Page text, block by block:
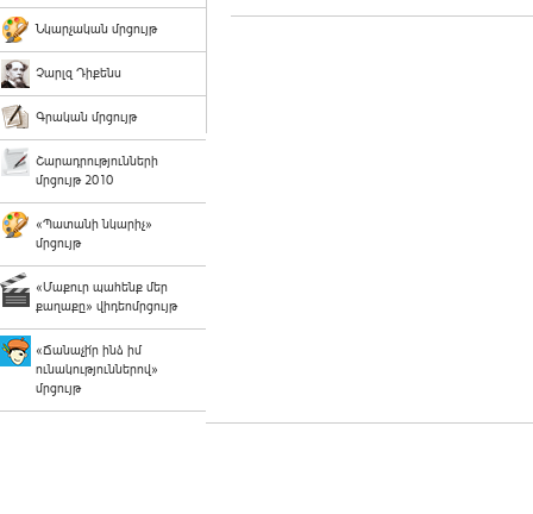
Նկարչական մրցույթ
Չարլզ Դիքենս
Գրական մրցույթ
Շարադրությունների
մրցույթ 2010
«Պատանի նկարիչ»
մրցույթ
«Մաքուր պահենք մեր
քաղաքը» վիդեոմրցույթ
«Ճանաչի՛ր ինձ իմ
ունակություններով»
մրցույթ